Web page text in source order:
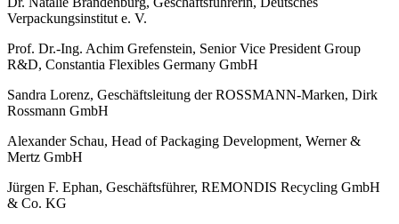
Verpackungsinstitut e. V.
Prof. Dr.-Ing. Achim Grefenstein, Senior Vice President Group
R&D, Constantia Flexibles Germany GmbH
Sandra Lorenz, Geschäftsleitung der ROSSMANN-Marken, Dirk
Rossmann GmbH
Alexander Schau, Head of Packaging Development, Werner &
Mertz GmbH
Jürgen F. Ephan, Geschäftsführer, REMONDIS Recycling GmbH
& Co. KG